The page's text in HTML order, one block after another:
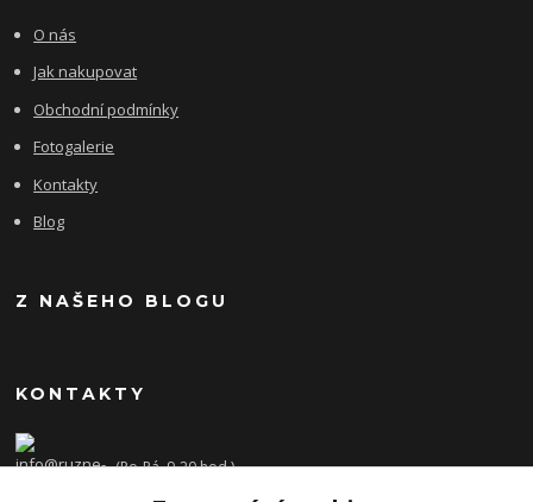
O nás
Jak nakupovat
Obchodní podmínky
Fotogalerie
Kontakty
Blog
Z NAŠEHO BLOGU
KONTAKTY
(Po-Pá, 9-20 hod.)